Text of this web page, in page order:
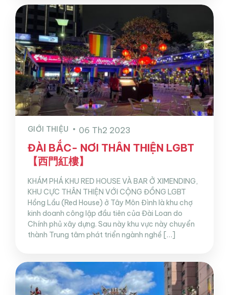
GIỚI THIỆU 06 Th2 2023
ĐÀI BẮC- NƠI THÂN THIỆN LGBT
【西門紅樓】
KHÁM PHÁ KHU RED HOUSE VÀ BAR Ở XIMENDING,
KHU CỰC THÂN THIỆN VỚI CỘNG ĐỒNG LGBT
Hồng Lầu (Red House) ở Tây Môn Đình là khu chợ
kinh doanh công lập đầu tiên của Đài Loan do
Chính phủ xây dựng. Sau này khu vực này chuyển
thành Trung tâm phát triển ngành nghề […]